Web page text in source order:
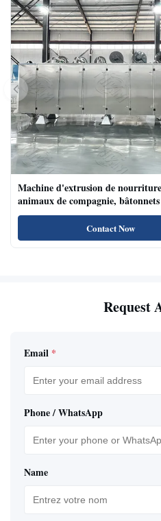
Machine d'extrusion de
animaux de compagnie,
de chien, machine d'extrusion de
pour animaux de compagnie avec
plateau automatique
Contact Now
Request
Email *
Phone / WhatsApp
Name